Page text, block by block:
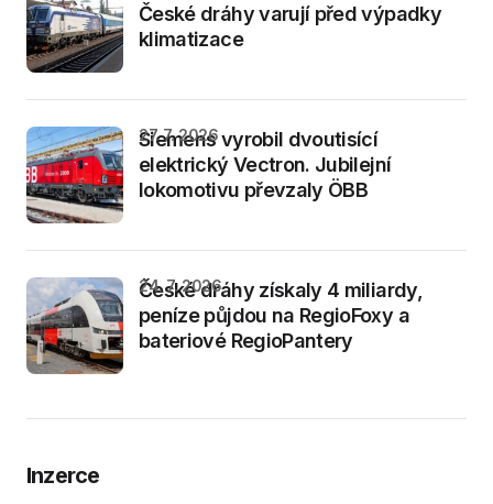
České dráhy varují před výpadky
klimatizace
Siemens vyrobil dvoutisící
elektrický Vectron. Jubilejní
lokomotivu převzaly ÖBB
27. 7. 2026
České dráhy získaly 4 miliardy,
peníze půjdou na RegioFoxy a
bateriové RegioPantery
24. 7. 2026
Inzerce